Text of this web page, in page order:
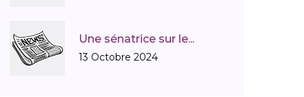
Examens biologiquesUne sénatrice sur le...
13 Octobre 2024